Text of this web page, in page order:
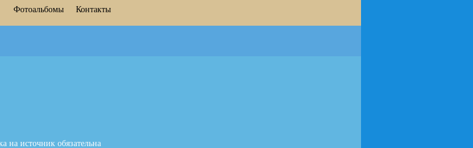
Фотоальбомы Контакты
на источник обязательна